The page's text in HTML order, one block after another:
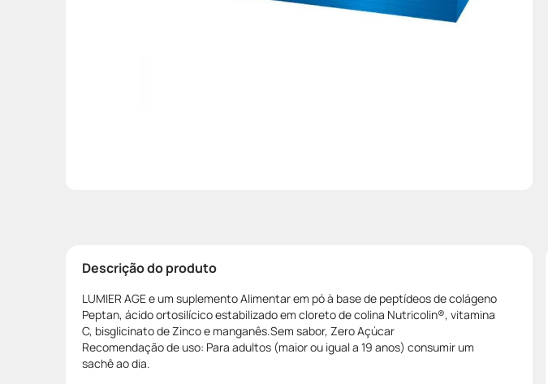
Descrição do produto
LUMIER AGE e um suplemento Alimentar em pó à base de peptídeos de colágeno
Peptan, ácido ortosilícico estabilizado em cloreto de colina Nutricolin®, vitamina
C, bisglicinato de Zinco e manganês.Sem sabor, Zero Açúcar
Recomendação de uso: Para adultos (maior ou igual a 19 anos) consumir um
sachê ao dia.